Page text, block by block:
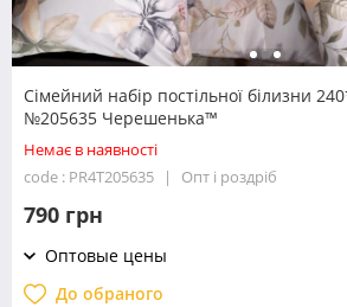
Сімейний набір постільної білизни
№205635 Черешенька™
Немає в наявності
code : PR4T205635
Опт і роздріб
790 грн
Оптовые цены
До обраного